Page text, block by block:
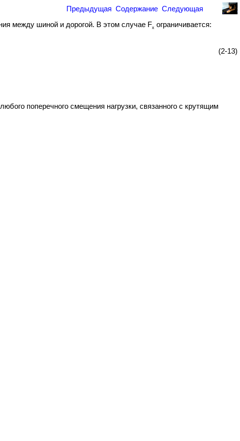
Предыдущая Содержание Следующая
между шиной и дорогой. В этом случае Fx ограничивается:
(2-13)
поперечного смещения нагрузки, связанного с крутящим